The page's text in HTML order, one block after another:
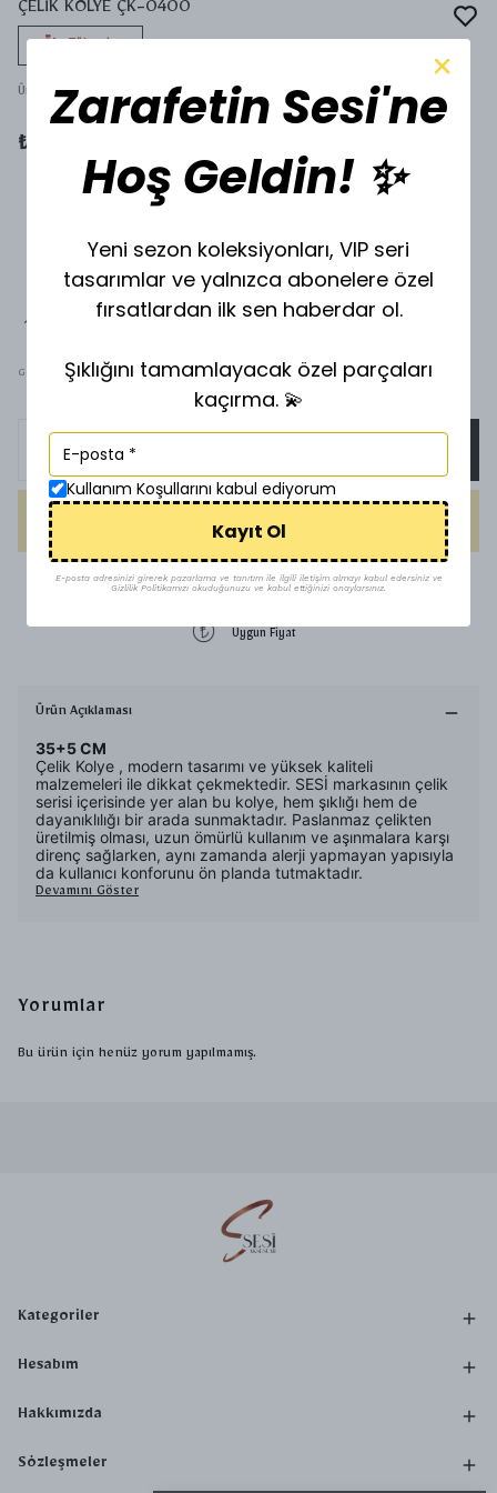
ÇELİK KOLYE ÇK-0400
Ürün Kodu: s-0400
₺ 450.00
GOLD SİLVER
HEMEN AL
1500 TL üzeri ücretsiz kargo
Uygun Fiyat
Ürün Açıklaması
35+5 CM
Çelik Kolye , modern tasarımı ve yüksek kaliteli
malzemeleri ile dikkat çekmektedir. SESİ markasının çelik
serisi içerisinde yer alan bu kolye, hem şıklığı hem de
dayanıklılığı bir arada sunmaktadır. Paslanmaz çelikten
üretilmiş olması, uzun ömürlü kullanım ve aşınmalara karşı
direnç sağlarken, aynı zamanda alerji yapmayan yapısıyla
da kullanıcı konforunu ön planda tutmaktadır.
Devamını Göster
Yorumlar
Bu ürün için henüz yorum yapılmamış.
Kategoriler
Hesabım
Hakkımızda
Sözleşmeler
Zarafetin Sesi'ne
Hoş Geldin! ✨
Yeni sezon koleksiyonları, VIP seri
tasarımlar ve yalnızca abonelere özel
fırsatlardan ilk sen haberdar ol.
Şıklığını tamamlayacak özel parçaları
kaçırma. 💫
Kullanım Koşullarını kabul ediyorum
Kayıt Ol
E-posta adresinizi girerek pazarlama ve tanıtım ile ilgili iletişim almayı kabul edersiniz ve
Gizlilik Politikamızı okuduğunuzu ve kabul ettiğinizi onaylarsınız.